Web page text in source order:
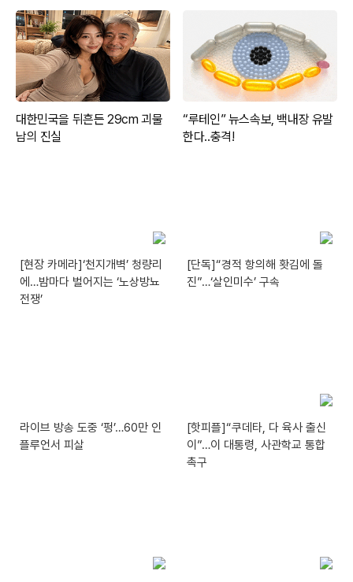
[현장 카메라]‘천지개벽’ 청량리
에…밤마다 벌어지는 ‘노상방뇨
전쟁’
[단독]“경적 항의해 홧김에 돌
진”…‘살인미수’ 구속
라이브 방송 도중 ‘펑’…60만 인
플루언서 피살
[핫피플]“쿠데타, 다 육사 출신
이”…이 대통령, 사관학교 통합
촉구